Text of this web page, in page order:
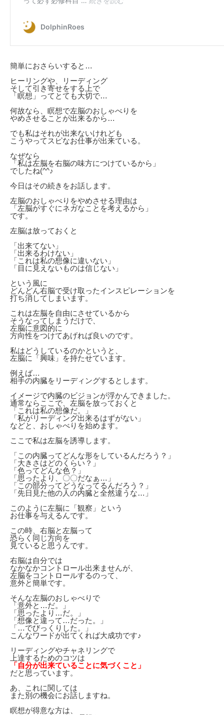
簡単におさらいすると…
ヒーリングや、リーディング
そして引き寄せをする上で
「瞑想」ってとても大切で…
何故なら、瞑想で左脳のおしゃべりを
やめさせることが出来るから…
でも私はそれが出来ないけれども
こうやってスピなお仕事が出来ている。
なぜなら
「私は左脳を右脳の味方につけているから」
でしたね(^^♪
今日はその続きをお話します。
左脳のおしゃべりをやめさせる理由は
「左脳がすぐにネガなことを考えるから」
です。
左脳は放っておくと
「出来てない」
「出来るわけない」
「これは私の想像に違いない」
「目に見えないものは信じない」
という風に
どんどん右脳で受け取ったインスピレーションを
打ち消してしまいます。
これは左脳を自由にさせているから
そうなってしまうだけで、
左脳に意図的に
方向性をつけてあげれば良いのです。
私はどうしているのかというと、
左脳に「興味」を持たせています。
例えば…
相手の内臓をリーディングするとします。
イメージで内臓のビジョンが浮かんできました。
通常ならここで、左脳を放っておくと
「これは私の想像だ。」
「私がリーディング出来るはずがない」
などと、おしゃべりを始めます。
ここで私は左脳を誘導します。
「この内臓ってどんな形をしているんだろう？」
「大きさはどのくらい？」
「色ってどんな色？」
「思ったより、〇〇だなぁ…」
「この部分ってどうなってるんだろう？」
「先日見た他の人の内臓と全然違うな…」
このように左脳に「観察」という
お仕事を与えるんです。
この時、右脳と左脳って
恐らく同じ方向を
見ていると思うんです。
右脳は自分では
なかなかコントロール出来ませんが、
左脳をコントロールするのって、
意外と簡単です。
そんな左脳のおしゃべりで
「意外と…だ。」
「思ったより…だ。」
「想像と違って…だった。」
「…でびっくりした。」
こんなワードが出てくれば大成功です♪
リーディングやチャネリングで
上達するためのコツは
「自分が出来ていることに気づくこと」
だと思っています。
あ、これに関しては
また別の機会にお話しますね。
瞑想が得意な方は、